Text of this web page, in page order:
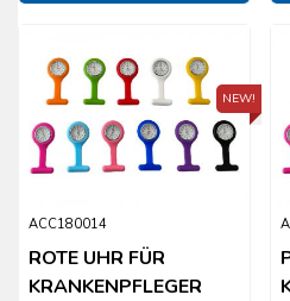
ACC180014
ROTE UHR FÜR
KRANKENPFLEGER
NEW!